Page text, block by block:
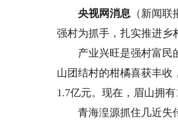
央视网消息 （新闻
强村为抓手，扎实推进乡
产业兴旺是强村富民的
山团结村的柑橘喜获丰收
1.7亿元。现在，眉山拥
青海湟源抓住几近失传